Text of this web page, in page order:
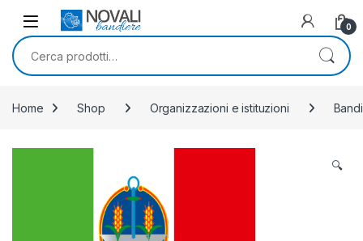
Skip to navigation
Skip to content
0
Cerca:
Home Shop Organizzazioni e istituzioni
🔍